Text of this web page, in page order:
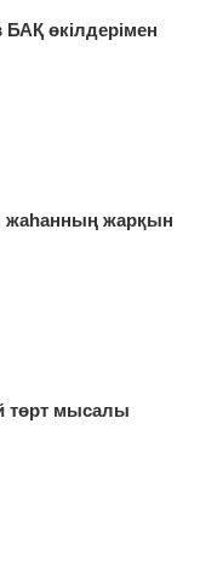
өкілдерімен
жарқын
төрт мысалы